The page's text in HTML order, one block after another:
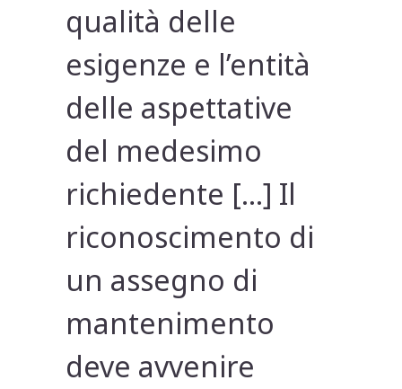
qualità delle
esigenze e l’entità
delle aspettative
del medesimo
richiedente […] Il
riconoscimento di
un assegno di
mantenimento
deve avvenire